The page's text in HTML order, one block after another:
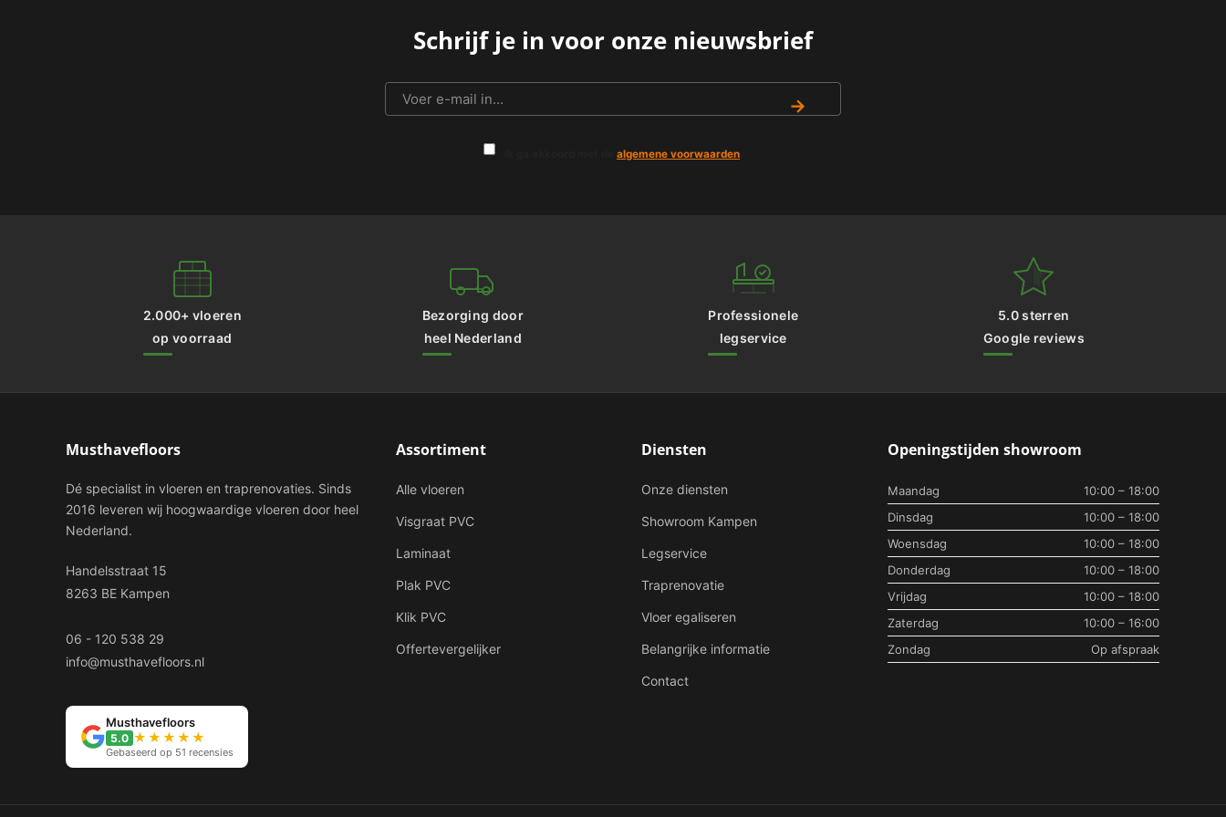
Schrijf je in voor onze nieuwsbrief
→
algemene voorwaarden
2.000+ vloeren
op voorraad
Bezorging door
heel Nederland
Professionele
legservice
5.0 sterren
Google reviews
Musthavefloors
Dé specialist in vloeren en traprenovaties. Sinds
2016 leveren wij hoogwaardige vloeren door heel
Nederland.
Handelsstraat 15
8263 BE Kampen
06 - 120 538 29
info@musthavefloors.nl
Musthavefloors
5.0 ★★★★★
Gebaseerd op 51 recensies
Assortiment
Alle vloeren
Visgraat PVC
Laminaat
Plak PVC
Klik PVC
Offertevergelijker
Diensten
Onze diensten
Showroom Kampen
Legservice
Traprenovatie
Vloer egaliseren
Belangrijke informatie
Contact
Openingstijden showroom
Maandag
10:00 – 18:00
Dinsdag
10:00 – 18:00
Woensdag
10:00 – 18:00
Donderdag
10:00 – 18:00
Vrijdag
10:00 – 18:00
Zaterdag
10:00 – 16:00
Zondag
Op afspraak